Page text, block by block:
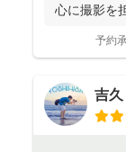
心に撮影を
予約
吉久